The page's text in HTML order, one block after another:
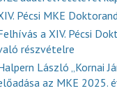
Pécsi MKE
a XIV. Pécsi
részvételre
László „Kornai
az MKE 2025.